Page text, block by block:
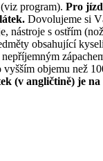
program). Pro
Dovolujeme si
nástroje s ostřím
obsahující
objemu než
(v angličtině) je